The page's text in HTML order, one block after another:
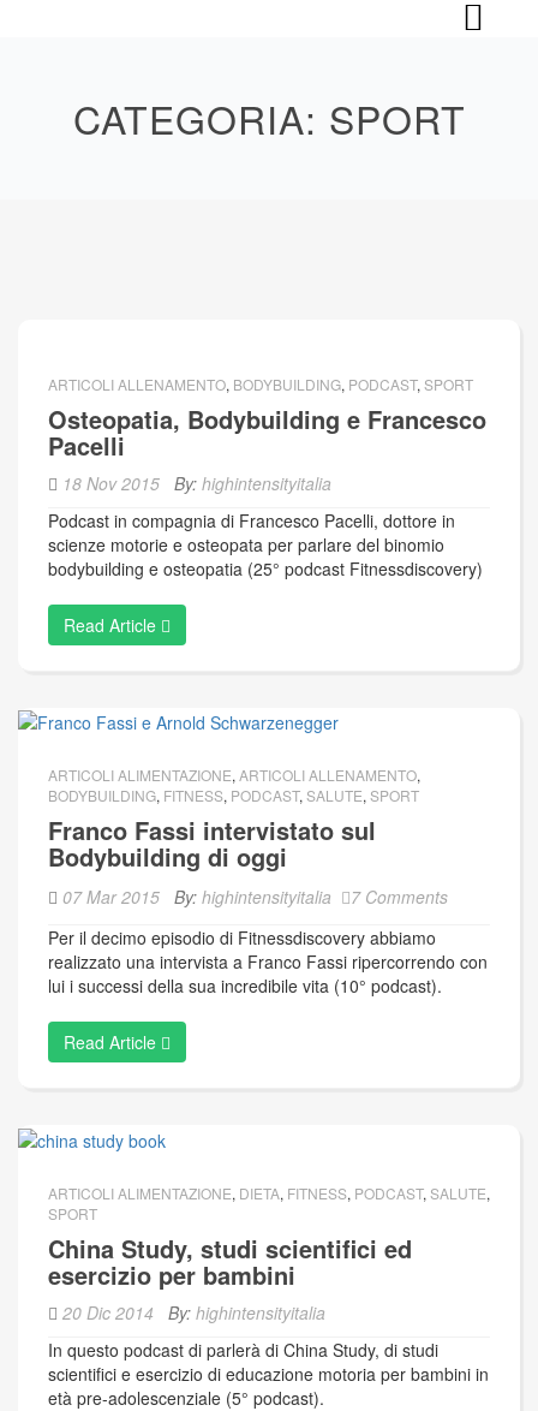
CATEGORIA: SPORT
ARTICOLI ALLENAMENTO, BODYBUILDING, PODCAST, SPORT
Osteopatia, Bodybuilding e Francesco
Pacelli
18 Nov 2015 By: highintensityitalia
Podcast in compagnia di Francesco Pacelli, dottore in
scienze motorie e osteopata per parlare del binomio
bodybuilding e osteopatia (25° podcast Fitnessdiscovery)
Read Article
ARTICOLI ALIMENTAZIONE, ARTICOLI ALLENAMENTO,
BODYBUILDING, FITNESS, PODCAST, SALUTE, SPORT
Franco Fassi intervistato sul
Bodybuilding di oggi
07 Mar 2015 By: highintensityitalia
7 Comments
Per il decimo episodio di Fitnessdiscovery abbiamo
realizzato una intervista a Franco Fassi ripercorrendo con
lui i successi della sua incredibile vita (10° podcast).
Read Article
ARTICOLI ALIMENTAZIONE, DIETA, FITNESS, PODCAST, SALUTE,
SPORT
China Study, studi scientifici ed
esercizio per bambini
20 Dic 2014 By: highintensityitalia
In questo podcast di parlerà di China Study, di studi
scientifici e esercizio di educazione motoria per bambini in
età pre-adolescenziale (5° podcast).